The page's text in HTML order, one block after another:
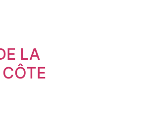
LA
CÔTE